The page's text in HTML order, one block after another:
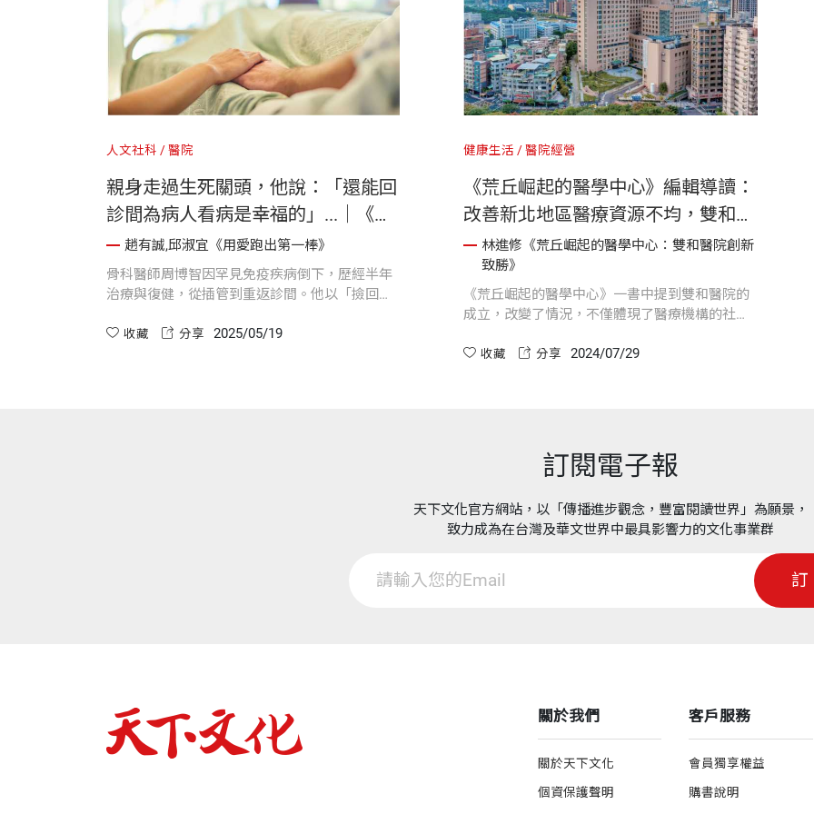
人文社科 醫院
親身走過生死關頭，他說：「還能回
診間為病人看病是幸福的」...｜《用
愛跑出第一棒》
趙有誠,邱淑宜《用愛跑出第一棒》
骨科醫師周博智因罕見免疫疾病倒下，歷經半年
治療與復健，從插管到重返診間。他以「撿回一
持，並更珍惜日常生活與行醫使命。
收藏 分享 2025/05/19
健康生活 醫院經營
《荒丘崛起的醫學中心》編輯導讀：
改善新北地區醫療資源不均，雙和醫
院對社會責任與未來醫療的深刻思
考！
林進修《荒丘崛起的醫學中心：雙和醫院創新
致勝》
《荒丘崛起的醫學中心》一書中提到雙和醫院的
成立，改變了情況，不僅體現了醫療機構的社會
而它的成立過程，也展現了一個醫療體系，如何
收藏 分享 2024/07/29
訂閱電子報
天下文化官方網站，以「傳播進步觀念，豐富閱讀世界」為願景，
致力成為在台灣及華文世界中最具影響力的文化事業群
關於我們
關於天下文化
個資保護聲明
客戶服務
會員獨享權益
購書說明